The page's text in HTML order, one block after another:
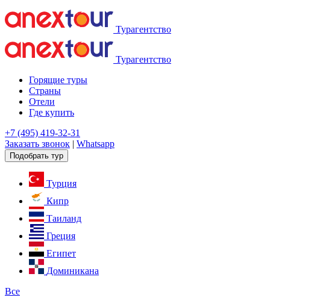
Турагентство
Турагентство
Горящие туры
Страны
Отели
Где купить
+7 (495) 419-32-31
Заказать звонок | Whatsapp
Подобрать тур
Турция
Кипр
Таиланд
Греция
Египет
Доминикана
Все